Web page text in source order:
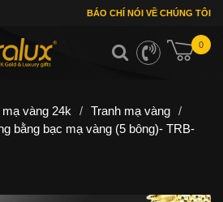
BÁO CHÍ NÓI VỀ CHÚNG TÔI
0
vàng 24k / Tranh mạ vàng /
bằng bạc mạ vàng (5 bông)- TRB-